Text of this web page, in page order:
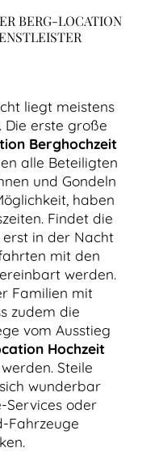
BERG-LOCATION
liegt meistens
Die erste große
Berghochzeit
alle Beteiligten
und Gondeln
haben
Findet die
in der Nacht
mit den
werden.
Familien mit
zudem die
vom Ausstieg
Hochzeit
Steile
wunderbar
Services oder
Fahrzeuge